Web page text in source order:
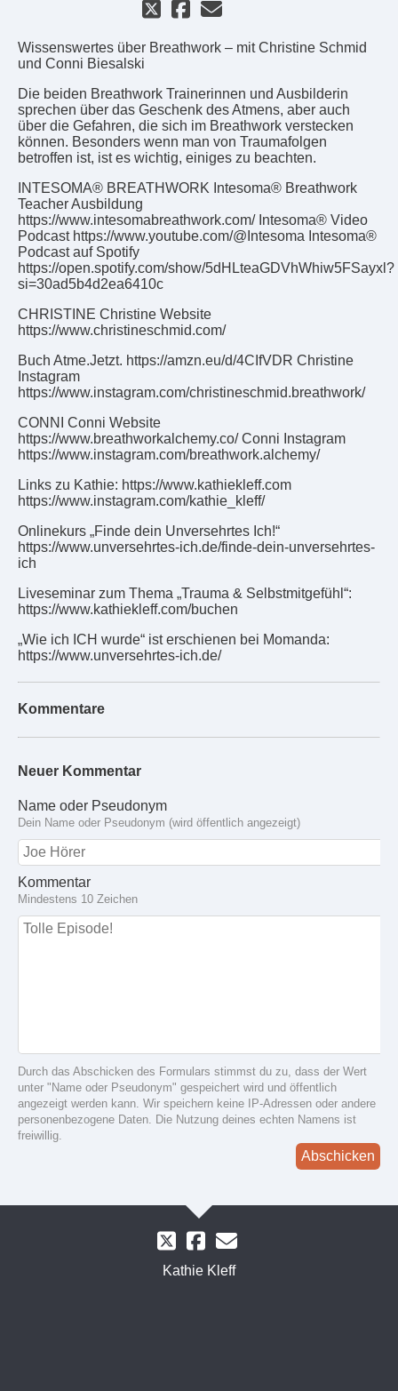
Wissenswertes über Breathwork – mit Christine Schmid
und Conni Biesalski
Die beiden Breathwork Trainerinnen und Ausbilderin
sprechen über das Geschenk des Atmens, aber auch
über die Gefahren, die sich im Breathwork verstecken
können. Besonders wenn man von Traumafolgen
betroffen ist, ist es wichtig, einiges zu beachten.
INTESOMA® BREATHWORK Intesoma® Breathwork
Teacher Ausbildung
https://www.intesomabreathwork.com/ Intesoma® Video
Podcast https://www.youtube.com/@Intesoma Intesoma®
Podcast auf Spotify
https://open.spotify.com/show/5dHLteaGDVhWhiw5FSayxl?
si=30ad5b4d2ea6410c
CHRISTINE Christine Website
https://www.christineschmid.com/
Buch Atme.Jetzt. https://amzn.eu/d/4CIfVDR Christine
Instagram
https://www.instagram.com/christineschmid.breathwork/
CONNI Conni Website
https://www.breathworkalchemy.co/ Conni Instagram
https://www.instagram.com/breathwork.alchemy/
Links zu Kathie: https://www.kathiekleff.com
https://www.instagram.com/kathie_kleff/
Onlinekurs „Finde dein Unversehrtes Ich!“
https://www.unversehrtes-ich.de/finde-dein-unversehrtes-
ich
Liveseminar zum Thema „Trauma & Selbstmitgefühl“:
https://www.kathiekleff.com/buchen
„Wie ich ICH wurde“ ist erschienen bei Momanda:
https://www.unversehrtes-ich.de/
Kommentare
Neuer Kommentar
Name oder Pseudonym
Dein Name oder Pseudonym (wird öffentlich angezeigt)
Kommentar
Mindestens 10 Zeichen
Durch das Abschicken des Formulars stimmst du zu, dass der Wert
unter "Name oder Pseudonym" gespeichert wird und öffentlich
angezeigt werden kann. Wir speichern keine IP-Adressen oder andere
personenbezogene Daten. Die Nutzung deines echten Namens ist
freiwillig.
Abschicken
Kathie Kleff